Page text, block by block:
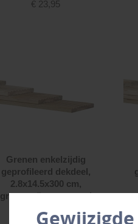
€ 23,95
Grenen enkelzijdig
geprofileerd dekdeel,
2.8x14.5x300 cm,
groen geïmpregneerd